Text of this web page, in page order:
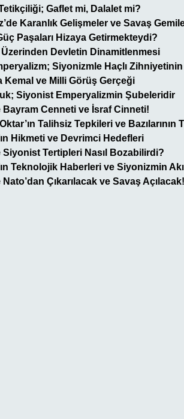
Gaflet mi, Dalalet mi?
Karanlık Gelişmeler ve Savaş
Paşaları Hizaya Getirmekteydi?
Üzerinden Devletin Dinamitlenmesi
Siyonizmle Haçlı
Kemal ve Milli Görüş Gerçeği
Siyonist Emperyalizmin Şubeleridir
Bayram Cenneti ve İsraf Cinneti!
Talihsiz Tepkileri ve Bazılarının
Hikmeti ve Devrimci Hedefleri
Siyonist Tertipleri Nasıl Bozabilirdi?
Teknolojik Haberleri ve Siyonizmin
Çıkarılacak ve Savaş Açılacak!